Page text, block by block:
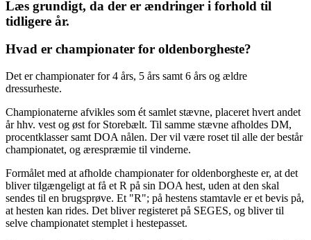
Læs grundigt, da der er ændringer i forhold til
tidligere år.
Hvad er championater for oldenborgheste?
Det er championater for 4 års, 5 års samt 6 års og ældre
dressurheste.
Championaterne afvikles som ét samlet stævne, placeret hvert andet
år hhv. vest og øst for Storebælt. Til samme stævne afholdes DM,
procentklasser samt DOA nålen. Der vil være roset til alle der består
championatet, og ærespræmie til vinderne.
Formålet med at afholde championater for oldenborgheste er, at det
bliver tilgængeligt at få et R på sin DOA hest, uden at den skal
sendes til en brugsprøve. Et "R"; på hestens stamtavle er et bevis på,
at hesten kan rides. Det bliver registeret på SEGES, og bliver til
selve championatet stemplet i hestepasset.